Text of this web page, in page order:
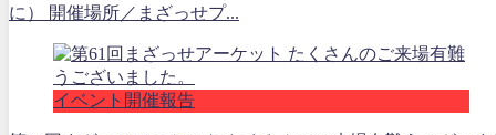
に） 開催場所／まざっせプ...
イベント開催報告